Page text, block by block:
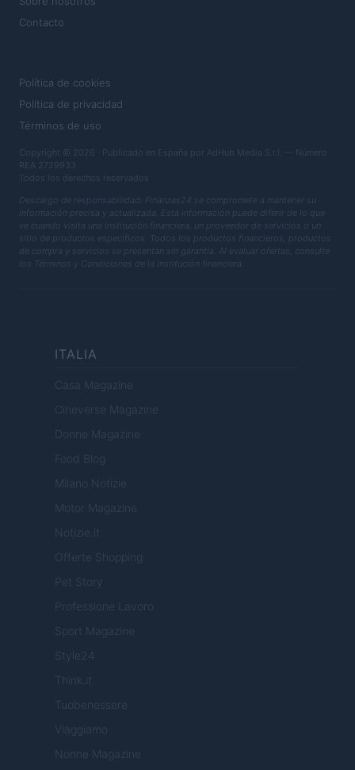
Contacto
Política de cookies
Política de privacidad
Términos de uso
Copyright © 2026 · Publicado en España por AdHub Media S.r.l. — Número
REA 2729933
Todos los derechos reservados
Descargo de responsabilidad: Finanzas24 se compromete a mantener su
información precisa y actualizada. Esta información puede diferir de lo que
ve cuando visita una institución financiera, un proveedor de servicios o un
sitio de productos específicos. Todos los productos financieros, productos
de compra y servicios se presentan sin garantía. Al evaluar ofertas, consulte
los Términos y Condiciones de la institución financiera.
ITALIA
Casa Magazine
Cineverse Magazine
Donne Magazine
Food Blog
Milano Notizie
Motor Magazine
Notizie.it
Offerte Shopping
Pet Story
Professione Lavoro
Sport Magazine
Style24
Think.it
Tuobenessere
Viaggiamo
Nonne Magazine